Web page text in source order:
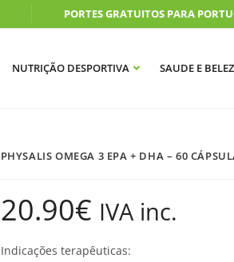
PORTES GRATUITOS PARA
NUTRIÇÃO DESPORTIVA SAUDE E
PHYSALIS OMEGA 3 EPA + DHA – 60
20.90€ IVA inc.
Indicações terapêuticas: